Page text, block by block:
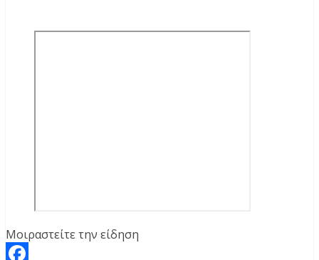
Μοιραστείτε την είδηση